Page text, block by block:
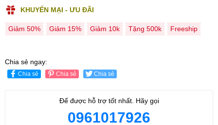
KHUYẾN MẠI - ƯU ĐÃI
Giảm 50% Giảm 15% Giảm 10k Tặng 500k Freeship
Chia sẻ ngay:
Chia sẻ Chia sẻ Chia sẻ
Để được hỗ trợ tốt nhất. Hãy gọi
0961017926